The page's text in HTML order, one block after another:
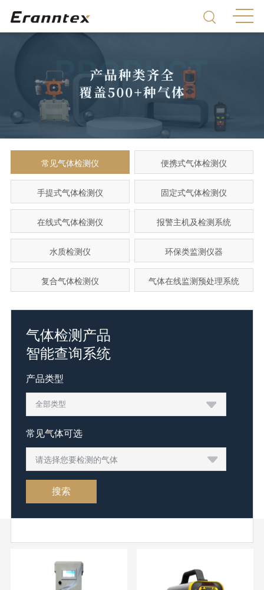
常见气体检测仪 便携式气体检测仪
手提式气体检测仪 固定式气体检测仪
在线式气体检测仪 报警主机及检测系统
水质检测仪 环保类监测仪器
复合气体检测仪 气体在线监测预处理系统
气体检测产品
智能查询系统
产品类型
常见气体可选
请选择您要检测的气体
搜索